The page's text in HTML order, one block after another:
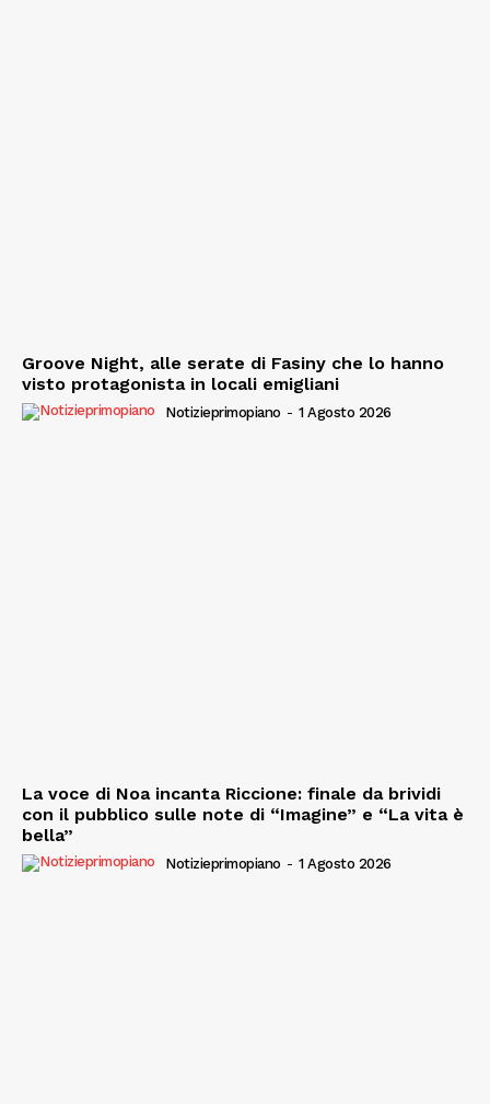
Groove Night, alle serate di Fasiny che lo hanno
visto protagonista in locali emigliani
Notizieprimopiano - 1 Agosto 2026
La voce di Noa incanta Riccione: finale da brividi
con il pubblico sulle note di “Imagine” e “La vita è
bella”
Notizieprimopiano - 1 Agosto 2026